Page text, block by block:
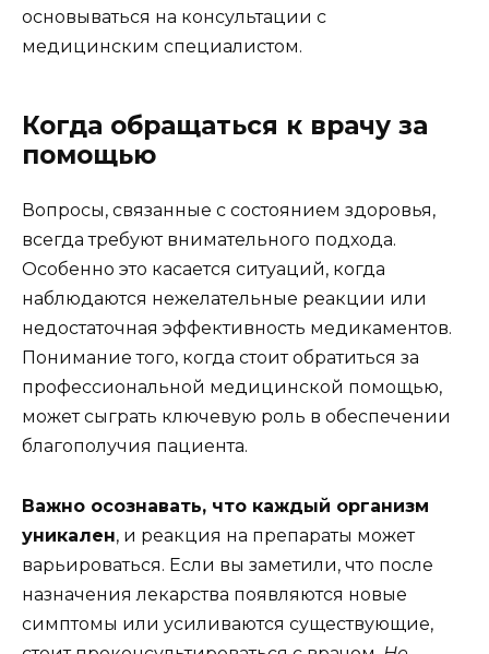
основываться на консультации с
медицинским специалистом.
Когда обращаться к врачу за
помощью
Вопросы, связанные с состоянием здоровья,
всегда требуют внимательного подхода.
Особенно это касается ситуаций, когда
наблюдаются нежелательные реакции или
недостаточная эффективность медикаментов.
Понимание того, когда стоит обратиться за
профессиональной медицинской помощью,
может сыграть ключевую роль в обеспечении
благополучия пациента.
Важно осознавать, что каждый организм
уникален, и реакция на препараты может
варьироваться. Если вы заметили, что после
назначения лекарства появляются новые
симптомы или усиливаются существующие,